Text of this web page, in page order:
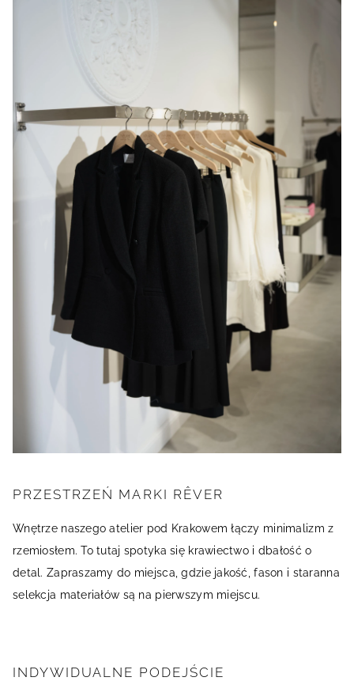
PRZESTRZEŃ MARKI RÊVER
Wnętrze naszego atelier pod Krakowem łączy minimalizm z
rzemiosłem. To tutaj spotyka się krawiectwo i dbałość o
detal. Zapraszamy do miejsca, gdzie jakość, fason i staranna
selekcja materiałów są na pierwszym miejscu.
INDYWIDUALNE PODEJŚCIE